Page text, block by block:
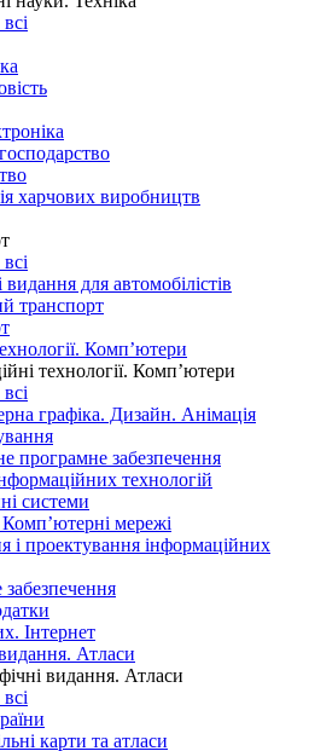
харчових виробництв
видання для автомобілістів
транспорт
Комп’ютери
технології. Комп’ютери
графіка. Дизайн. Анімація
програмне забезпечення
технологій
системи
Комп’ютерні мережі
і проектування інформаційних
Інтернет
Атласи
видання. Атласи
карти та атласи